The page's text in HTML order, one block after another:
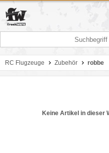
RC Flugzeuge Zubehör robbe
Keine Artikel in dieser